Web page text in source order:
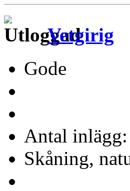
Vetgirig
Gode
Antal
Skåning,